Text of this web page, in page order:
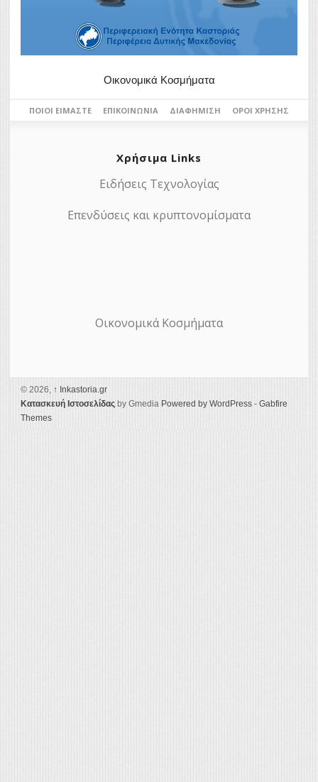
Οικονομικά Κοσμήματα
ΠΟΙΟΙ ΕΊΜΑΣΤΕ ΕΠΙΚΟΙΝΩΝΊΑ ΔΙΑΦΉΜΙΣΗ ΌΡΟΙ ΧΡΉΣΗΣ
Χρήσιμα Links
Ειδήσεις Τεχνολογίας
Επενδύσεις και κρυπτονομίσματα
Οικονομικά Κοσμήματα
© 2026, ↑ Ιnkastoria.gr
Κατασκευή Ιστοσελίδας by Gmedia Powered by WordPress - Gabfire
Themes